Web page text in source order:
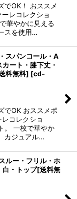
でOK！ おススメ
レコレクショ
華やかに見える
スを使用…
スパンコール・A
ート・膝下丈・
料無料] [cd-
でOK おススメポ
コレクショ
。 一枚で華やか
カジュアル…
ー・フリル・ホ
白・トップ[送料無